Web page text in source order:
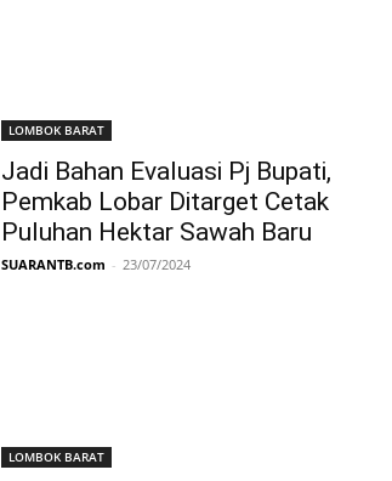
LOMBOK BARAT
Jadi Bahan Evaluasi Pj Bupati,
Pemkab Lobar Ditarget Cetak
Puluhan Hektar Sawah Baru
SUARANTB.com - 23/07/2024
LOMBOK BARAT